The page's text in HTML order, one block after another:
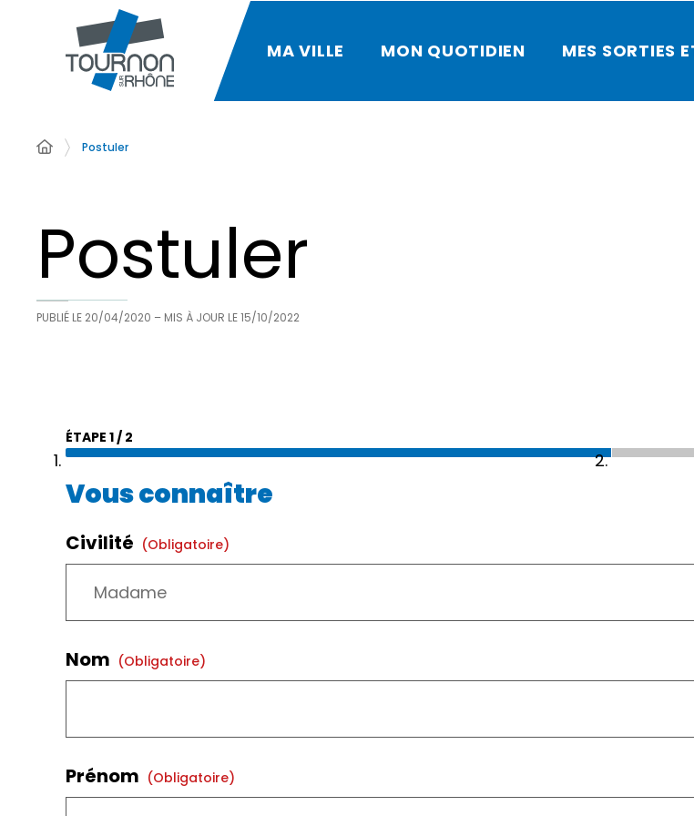
MA VILLE MON QUOTIDIEN MES SORTIES
Postuler
Postuler
PUBLIÉ LE 20/04/2020 – MIS À JOUR LE15/10/2022
ÉTAPE 1/ 2
Vous connaître
Civilité (obligatoire)
Nom (obligatoire)
Prénom (obligatoire)